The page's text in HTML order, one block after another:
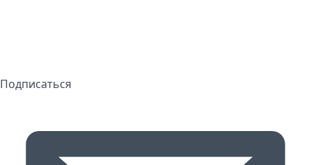
Подписаться